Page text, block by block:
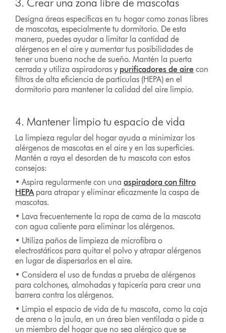
3. Crear una zona libre de mascotas
Designa áreas específicas en tu hogar como zonas libres
de mascotas, especialmente tu dormitorio. De esta
manera, puedes ayudar a limitar la cantidad de
alérgenos en el aire y aumentar tus posibilidades de
tener una buena noche de sueño. Mantén la puerta
cerrada y utiliza aspiradoras y purificadores de aire con
filtros de alta eficiencia de partículas (HEPA) en el
dormitorio para mantener la calidad del aire limpio.
4. Mantener limpio tu espacio de vida
La limpieza regular del hogar ayuda a minimizar los
alérgenos de mascotas en el aire y en las superficies.
Mantén a raya el desorden de tu mascota con estos
consejos:
• Aspira regularmente con unaaspiradora con filtro
HEPApara atrapar y eliminar eficazmente la caspa de
mascotas.
• Lava frecuentemente la ropa de cama de la mascota
con agua caliente para eliminar los alérgenos.
• Utiliza paños de limpieza de microfibra o
electrostáticos para quitar el polvo y atrapar alérgenos
en lugar de dispersarlos en el aire.
• Considera el uso de fundas a prueba de alérgenos
para colchones, almohadas y tapicería para crear una
barrera contra los alérgenos.
• Limpia el espacio de vida de tu mascota, como la caja
de arena o la jaula, en un área bien ventilada o pide a
un miembro del hogar que no sea alérgico que se